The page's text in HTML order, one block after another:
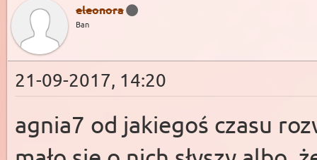
eleonora
Ban
21-09-2017, 14:20
agnia7 od jakiegoś czasu